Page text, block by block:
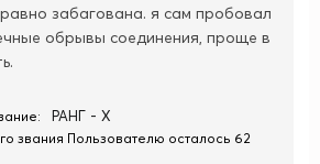
забагована. я сам пробовал
обрывы соединения, проще в
РАНГ - X
звания Пользователю осталось 62